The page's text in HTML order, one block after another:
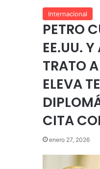
Internacional
PETRO
EE.UU.
TRATO
ELEVA
CITA
enero 27, 2026